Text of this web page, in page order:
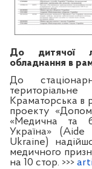
До дитячої
обладнання в
До
Краматорська в
проекту
«Медична та
Україна»
Ukrainе)
медичного
на 10 стор. >>>